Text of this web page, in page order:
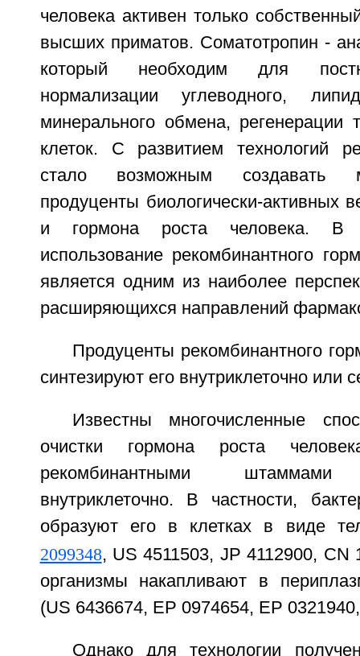
человека активен только
высших приматов. Соматотропин -
который необходим для
нормализации углеводного,
минерального обмена, регенерации
клеток. С развитием технологий
стало возможным создавать
продуценты биологически-активных
и гормона роста человека. В
использование рекомбинантного
является одним из наиболее
расширяющихся направлений
Продуценты рекомбинантного
синтезируют его внутриклеточно или
Известны многочисленные
очистки гормона роста
рекомбинантными штаммами
внутриклеточно. В частности,
образуют его в клетках в виде
2099348, US 4511503, JP 4112900, CN
организмы накапливают в
(US 6436674, EP 0974654, EP
Однако для технологии